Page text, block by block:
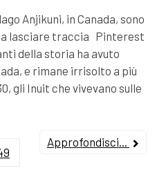
Anjikuni, in Canada, sono
lasciare traccia Pinterest
della storia ha avuto
e rimane irrisolto a più
gli Inuit che vivevano sulle
Approfondisci...